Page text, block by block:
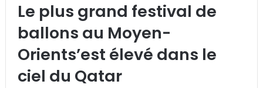
Le plus grand festival de
ballons au Moyen-
Orients’est élevé dans le
ciel du Qatar